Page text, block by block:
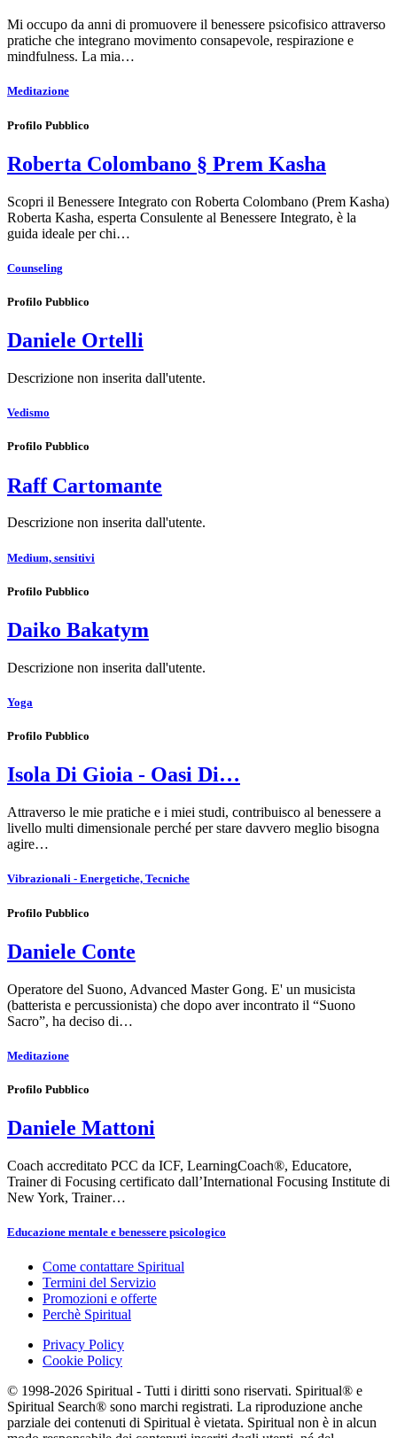
Mi occupo da anni di promuovere il benessere psicofisico attraverso
pratiche che integrano movimento consapevole, respirazione e
mindfulness. La mia…
Meditazione
Profilo Pubblico
Roberta Colombano § Prem Kasha
Scopri il Benessere Integrato con Roberta Colombano (Prem Kasha)
Roberta Kasha, esperta Consulente al Benessere Integrato, è la
guida ideale per chi…
Counseling
Profilo Pubblico
Daniele Ortelli
Descrizione non inserita dall'utente.
Vedismo
Profilo Pubblico
Raff Cartomante
Descrizione non inserita dall'utente.
Medium, sensitivi
Profilo Pubblico
Daiko Bakatym
Descrizione non inserita dall'utente.
Yoga
Profilo Pubblico
Isola Di Gioia - Oasi Di…
Attraverso le mie pratiche e i miei studi, contribuisco al benessere a
livello multi dimensionale perché per stare davvero meglio bisogna
agire…
Vibrazionali - Energetiche, Tecniche
Profilo Pubblico
Daniele Conte
Operatore del Suono, Advanced Master Gong. E' un musicista
(batterista e percussionista) che dopo aver incontrato il “Suono
Sacro”, ha deciso di…
Meditazione
Profilo Pubblico
Daniele Mattoni
Coach accreditato PCC da ICF, LearningCoach®, Educatore,
Trainer di Focusing certificato dall’International Focusing Institute di
New York, Trainer…
Educazione mentale e benessere psicologico
Come contattare Spiritual
Termini del Servizio
Promozioni e offerte
Perchè Spiritual
Privacy Policy
Cookie Policy
© 1998-2026 Spiritual - Tutti i diritti sono riservati. Spiritual® e
Spiritual Search® sono marchi registrati. La riproduzione anche
parziale dei contenuti di Spiritual è vietata. Spiritual non è in alcun